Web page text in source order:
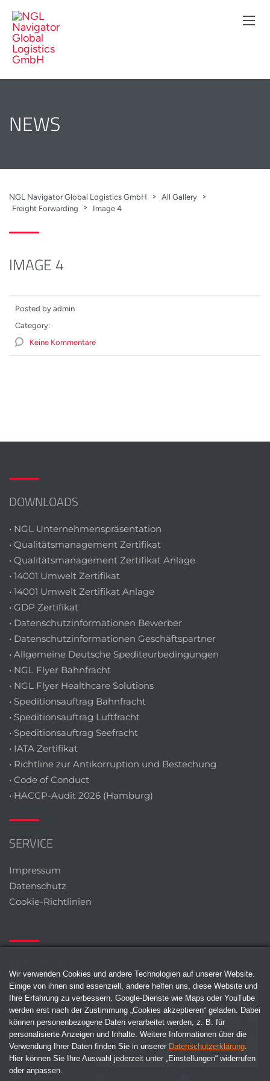
NEWS
NGL Navigator Global Logistics GmbH > All Gallery
>
Freight Forwarding
> Image 4
IMAGE 4
Posted by admin
Category:
Keine Kommentare
DOWNLOADS
• NGL Unternehmenspräsentation
• Qualitätsmanagement Zertifikat
• Qualitätsmanagement Zertifikat Anlage
• 14001 Umwelt Zertifikat
• 14001 Umwelt Zertifikat Anlage
• GDP Zertifikat
• Datenschutzinformationen Bewerber
• Datenschutzinformationen Geschäftspartner
• Allgemeine Deutsche Spediteurbedingungen
• NGL Flyer Bahnfracht
• NGL Flyer Healthcare Solutions
• Speditionsauftrag Bahnfracht
• Speditionsauftrag Luftfracht
• Speditionsauftrag Seefracht
• IATA Zertifikat
• Richtline zur Antikorruption und Bestechung
• Code of Conduct
• HACCP-Audit 2026 (Hamburg)
SERVICE
Impressum
Datenschutz
Cookie-Richtlinien
Wir verwenden Cookies und andere Technologien auf unserer Website.
Einige von ihnen sind essenziell, andere helfen uns, diese Website und
Ihre Erfahrung zu verbessern. Google-Dienste wie Maps oder YouTube
werden erst nach der Zustimmung „Cookies akzeptieren“ geladen. Dabei
können personenbezogene Daten verarbeitet werden, z. B. für
personalisierte Anzeigen und Inhalte. Weitere Informationen über die
Verwendung Ihrer Daten finden Sie in unserer Datenschutzerklärung.
Hier können Sie Ihre Auswahl jederzeit unter „Einstellungen“ widerrufen
oder anpassen.